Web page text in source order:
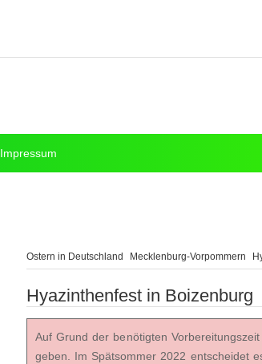
Impressum
Ostern in Deutschland Mecklenburg-Vorpommern
Hyazinthenfest in Boizenburg
Auf Grund der benötigten
geben. Im Spätsommer 2022 entscheidet